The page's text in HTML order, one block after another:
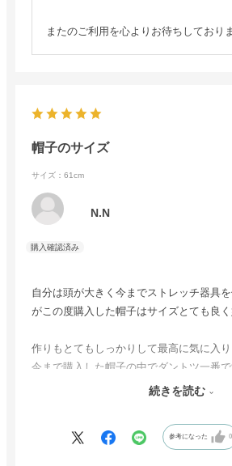
またのご利用を心よりお待ちしており
帽子のサイズ
サイズ：61cm
N.N
自分は頭が大きく今までストレッチ器具
がこの度購入した帽子はサイズとても良
作りもとてもしっかりして最高に気に入
今まで購入した帽子の中でダントツ一番で
続きを読む
参考になった 0